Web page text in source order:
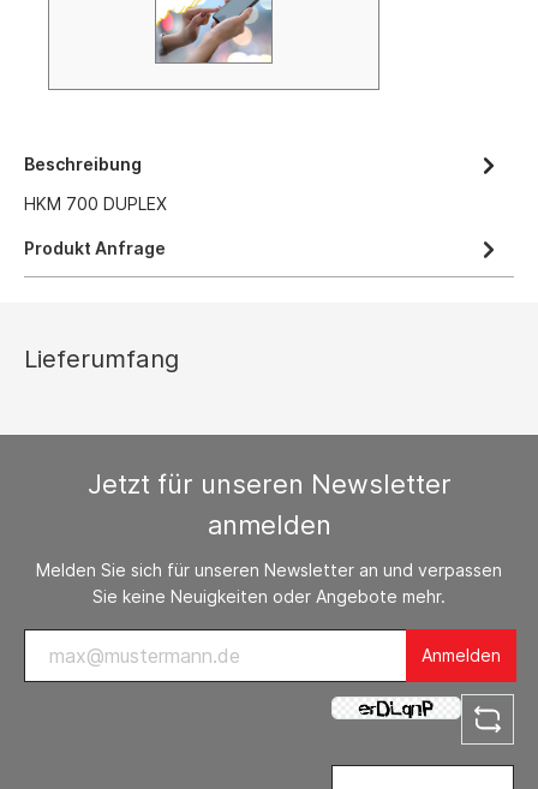
Beschreibung
HKM 700 DUPLEX
Produkt Anfrage
Lieferumfang
Jetzt für unseren Newsletter
anmelden
Melden Sie sich für unseren Newsletter an und verpassen
Sie keine Neuigkeiten oder Angebote mehr.
Anmelden